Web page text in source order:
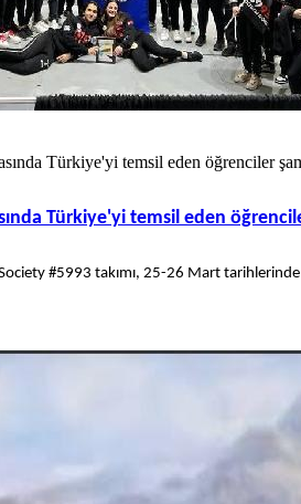
Türkiye'yi temsil eden öğrenciler
Türkiye'yi temsil eden
Society #5993 takımı, 25-26 Mart